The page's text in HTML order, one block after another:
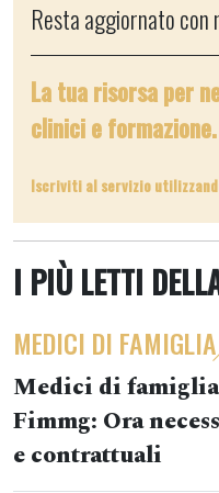
Resta aggiornato con
La tua risorsa per
clinici e formazione.
Iscriviti al servizio
I PIÙ LETTI
MEDICI DI FAMIGLIA
Medici di
Fimmg: Ora
e contrattuali